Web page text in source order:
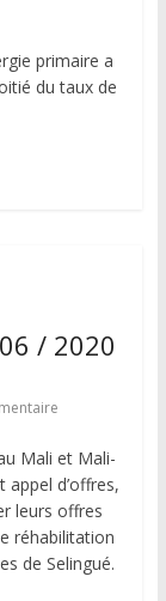
primaire a
du taux de
/ 2020
Mali et Mali-
d’offres,
leurs offres
réhabilitation
de Selingué.